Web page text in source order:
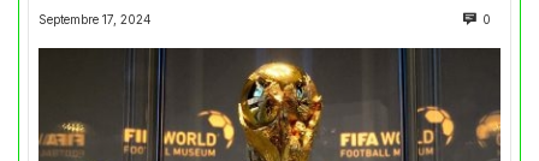
Septembre 17, 2024 0